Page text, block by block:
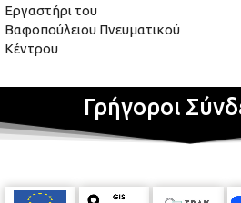
Εργαστήρι του
Βαφοπούλειου Πνευματικού
Κέντρου
Γρήγοροι